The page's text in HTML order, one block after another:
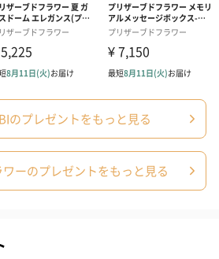
のプレゼントをもっと見る
ーのプレゼントをもっと見る